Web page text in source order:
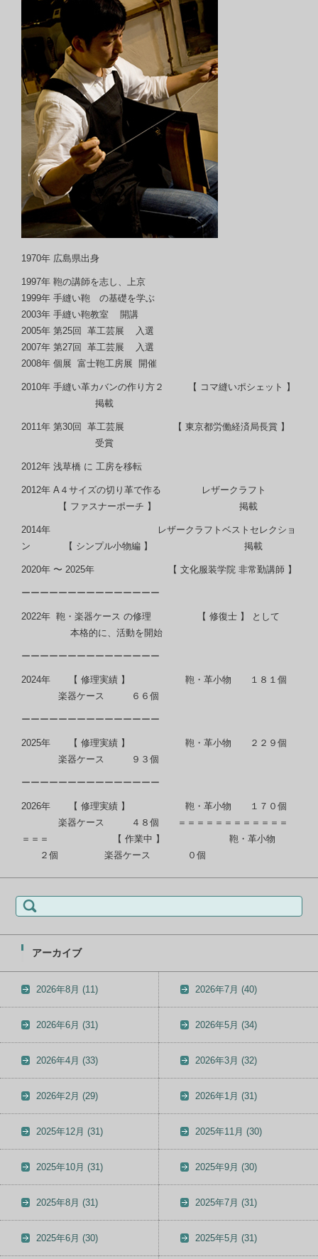
1970年 広島県出身
1997年 鞄の講師を志し、上京
1999年 手縫い鞄 の基礎を学ぶ
2003年 手縫い鞄教室 開講
2005年 第25回 革工芸展 入選
2007年 第27回 革工芸展 入選
2008年 個展 富士鞄工房展 開催
2010年 手縫い革カバンの作り方２ 【 コマ縫いポシェット 】
掲載
2011年 第30回 革工芸展 【 東京都労働経済局長賞 】
受賞
2012年 浅草橋 に 工房を移転
2012年 A４サイズの切り革で作る レザークラフト
【 ファスナーポーチ 】 掲載
2014年 レザークラフトベストセレクショ
ン 【 シンプル小物編 】 掲載
2020年 〜 2025年 【 文化服装学院 非常勤講師 】
ーーーーーーーーーーーーーーー
2022年 鞄・楽器ケース の修理 【 修復士 】 として
本格的に、活動を開始
ーーーーーーーーーーーーーーー
2024年 【 修理実績 】 鞄・革小物 １８１個
楽器ケース ６６個
ーーーーーーーーーーーーーーー
2025年 【 修理実績 】 鞄・革小物 ２２９個
楽器ケース ９３個
ーーーーーーーーーーーーーーー
2026年 【 修理実績 】 鞄・革小物 １７０個
楽器ケース ４８個 ＝＝＝＝＝＝＝＝＝＝＝＝
＝＝＝ 【 作業中 】 鞄・革小物
２個 楽器ケース ０個
索:
アーカイブ
2026年8月 (11) 2026年7月 (40)
2026年6月 (31) 2026年5月 (34)
2026年4月 (33) 2026年3月 (32)
2026年2月 (29) 2026年1月 (31)
2025年12月 (31) 2025年11月 (30)
2025年10月 (31) 2025年9月 (30)
2025年8月 (31) 2025年7月 (31)
2025年6月 (30) 2025年5月 (31)